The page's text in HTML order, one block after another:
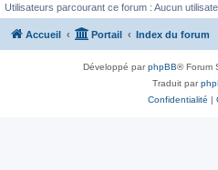
Utilisateurs parcourant ce forum : Aucun
Accueil Portail Index du forum
Développé parphpBB® Forum
Traduit par
Confidentialité |